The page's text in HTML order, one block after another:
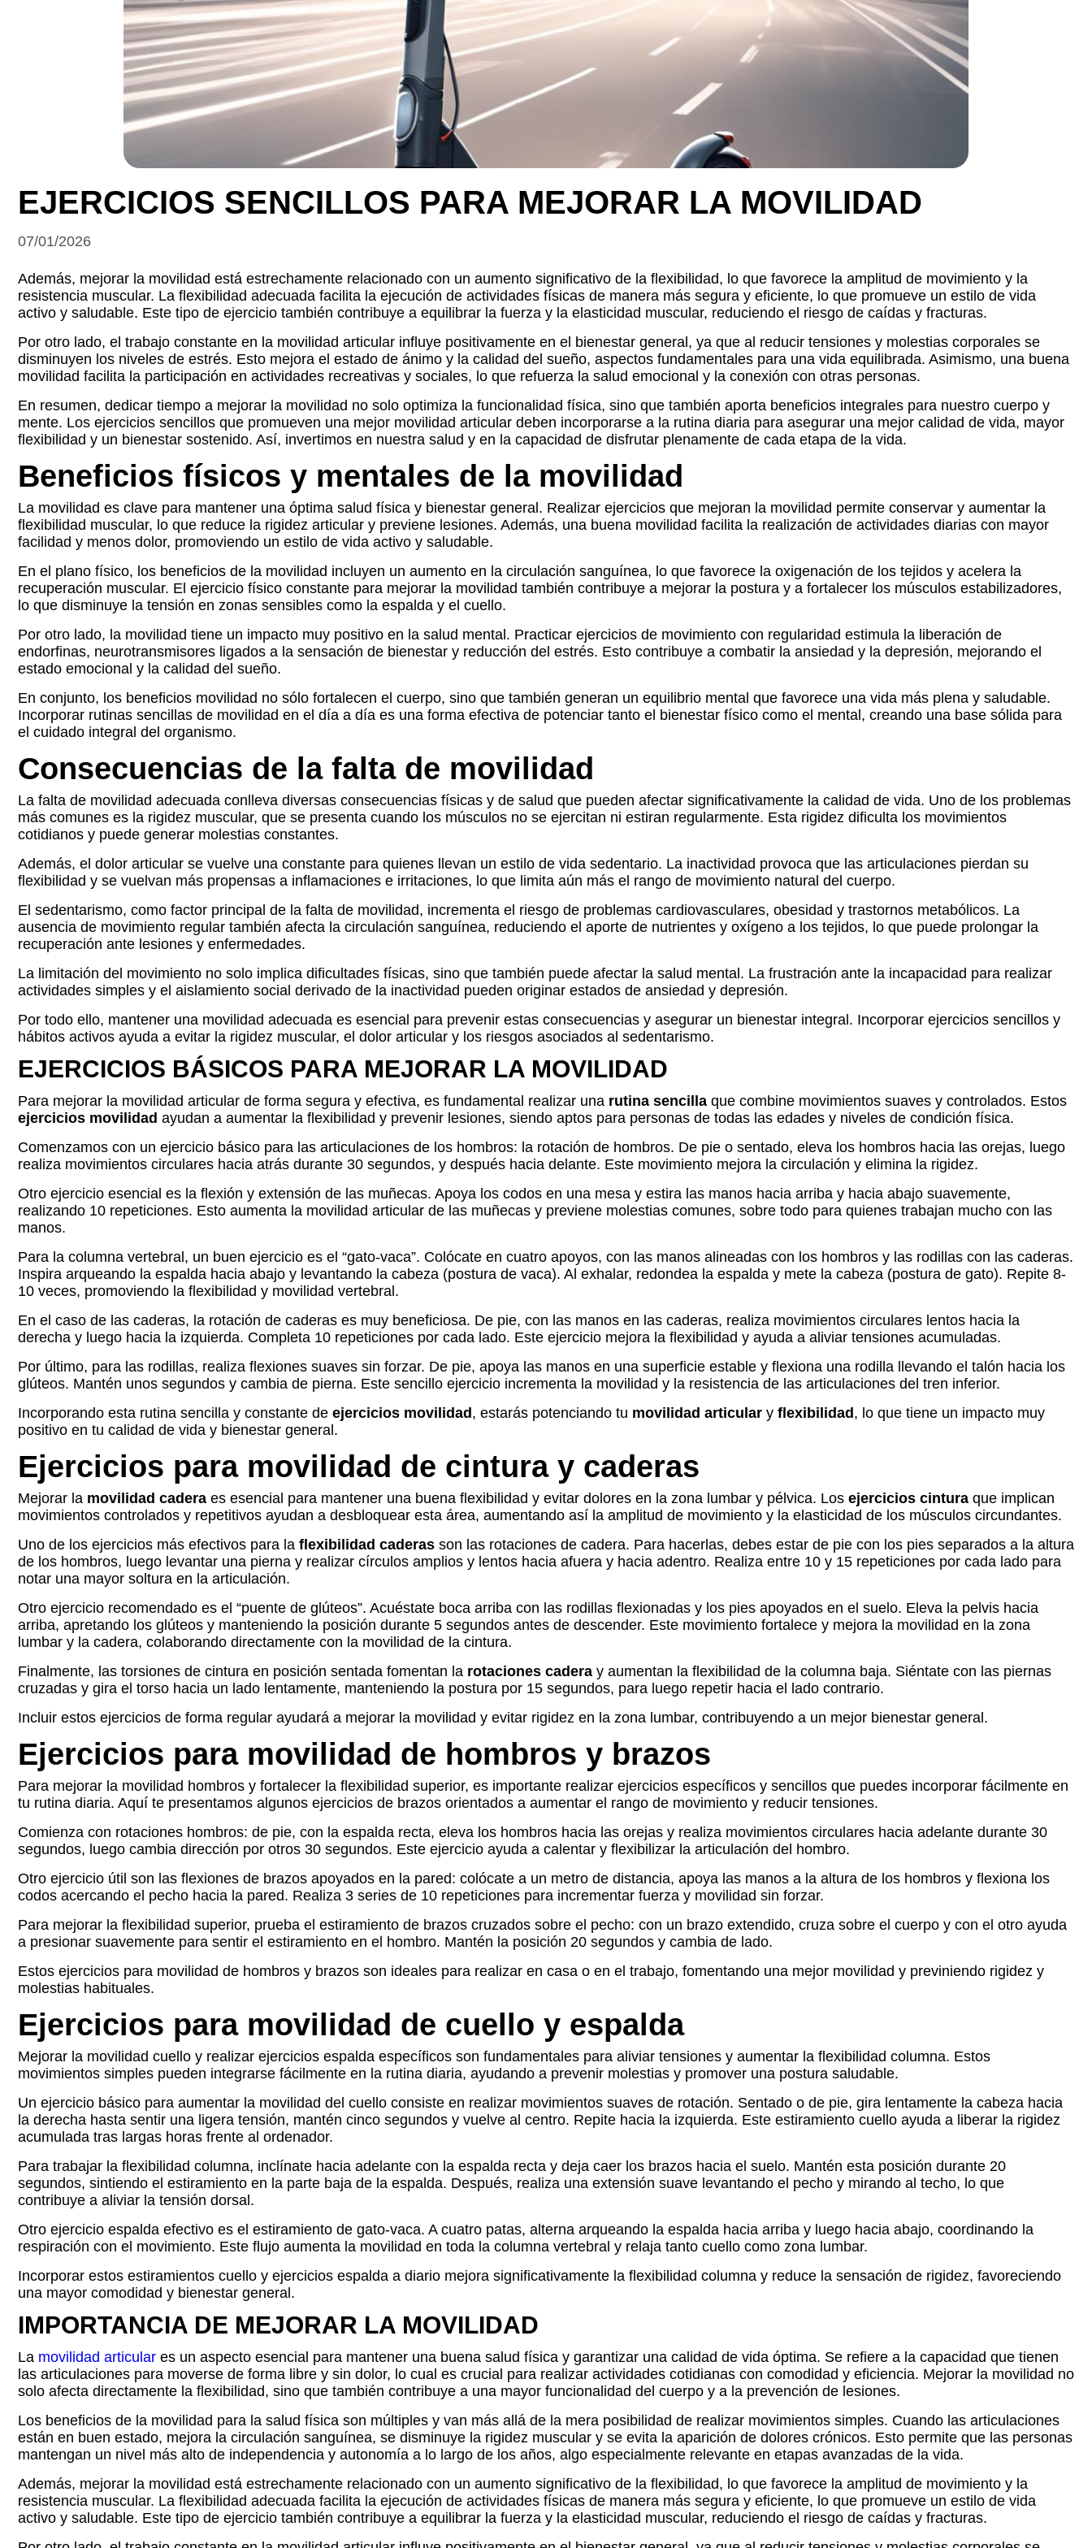
EJERCICIOS SENCILLOS PARA MEJORAR LA MOVILIDAD
07/01/2026
Además, mejorar la movilidad está estrechamente relacionado con un aumento significativo de la flexibilidad, lo que favorece la amplitud de movimiento y la
resistencia muscular. La flexibilidad adecuada facilita la ejecución de actividades físicas de manera más segura y eficiente, lo que promueve un estilo de vida
activo y saludable. Este tipo de ejercicio también contribuye a equilibrar la fuerza y la elasticidad muscular, reduciendo el riesgo de caídas y fracturas.
Por otro lado, el trabajo constante en la movilidad articular influye positivamente en el bienestar general, ya que al reducir tensiones y molestias corporales se
disminuyen los niveles de estrés. Esto mejora el estado de ánimo y la calidad del sueño, aspectos fundamentales para una vida equilibrada. Asimismo, una buena
movilidad facilita la participación en actividades recreativas y sociales, lo que refuerza la salud emocional y la conexión con otras personas.
En resumen, dedicar tiempo a mejorar la movilidad no solo optimiza la funcionalidad física, sino que también aporta beneficios integrales para nuestro cuerpo y
mente. Los ejercicios sencillos que promueven una mejor movilidad articular deben incorporarse a la rutina diaria para asegurar una mejor calidad de vida, mayor
flexibilidad y un bienestar sostenido. Así, invertimos en nuestra salud y en la capacidad de disfrutar plenamente de cada etapa de la vida.
Beneficios físicos y mentales de la movilidad
La movilidad es clave para mantener una óptima salud física y bienestar general. Realizar ejercicios que mejoran la movilidad permite conservar y aumentar la
flexibilidad muscular, lo que reduce la rigidez articular y previene lesiones. Además, una buena movilidad facilita la realización de actividades diarias con mayor
facilidad y menos dolor, promoviendo un estilo de vida activo y saludable.
En el plano físico, los beneficios de la movilidad incluyen un aumento en la circulación sanguínea, lo que favorece la oxigenación de los tejidos y acelera la
recuperación muscular. El ejercicio físico constante para mejorar la movilidad también contribuye a mejorar la postura y a fortalecer los músculos estabilizadores,
lo que disminuye la tensión en zonas sensibles como la espalda y el cuello.
Por otro lado, la movilidad tiene un impacto muy positivo en la salud mental. Practicar ejercicios de movimiento con regularidad estimula la liberación de
endorfinas, neurotransmisores ligados a la sensación de bienestar y reducción del estrés. Esto contribuye a combatir la ansiedad y la depresión, mejorando el
estado emocional y la calidad del sueño.
En conjunto, los beneficios movilidad no sólo fortalecen el cuerpo, sino que también generan un equilibrio mental que favorece una vida más plena y saludable.
Incorporar rutinas sencillas de movilidad en el día a día es una forma efectiva de potenciar tanto el bienestar físico como el mental, creando una base sólida para
el cuidado integral del organismo.
Consecuencias de la falta de movilidad
La falta de movilidad adecuada conlleva diversas consecuencias físicas y de salud que pueden afectar significativamente la calidad de vida. Uno de los problemas
más comunes es la rigidez muscular, que se presenta cuando los músculos no se ejercitan ni estiran regularmente. Esta rigidez dificulta los movimientos
cotidianos y puede generar molestias constantes.
Además, el dolor articular se vuelve una constante para quienes llevan un estilo de vida sedentario. La inactividad provoca que las articulaciones pierdan su
flexibilidad y se vuelvan más propensas a inflamaciones e irritaciones, lo que limita aún más el rango de movimiento natural del cuerpo.
El sedentarismo, como factor principal de la falta de movilidad, incrementa el riesgo de problemas cardiovasculares, obesidad y trastornos metabólicos. La
ausencia de movimiento regular también afecta la circulación sanguínea, reduciendo el aporte de nutrientes y oxígeno a los tejidos, lo que puede prolongar la
recuperación ante lesiones y enfermedades.
La limitación del movimiento no solo implica dificultades físicas, sino que también puede afectar la salud mental. La frustración ante la incapacidad para realizar
actividades simples y el aislamiento social derivado de la inactividad pueden originar estados de ansiedad y depresión.
Por todo ello, mantener una movilidad adecuada es esencial para prevenir estas consecuencias y asegurar un bienestar integral. Incorporar ejercicios sencillos y
hábitos activos ayuda a evitar la rigidez muscular, el dolor articular y los riesgos asociados al sedentarismo.
EJERCICIOS BÁSICOS PARA MEJORAR LA MOVILIDAD
Para mejorar la movilidad articular de forma segura y efectiva, es fundamental realizar una rutina sencilla que combine movimientos suaves y controlados. Estos
ejercicios movilidad ayudan a aumentar la flexibilidad y prevenir lesiones, siendo aptos para personas de todas las edades y niveles de condición física.
Comenzamos con un ejercicio básico para las articulaciones de los hombros: la rotación de hombros. De pie o sentado, eleva los hombros hacia las orejas, luego
realiza movimientos circulares hacia atrás durante 30 segundos, y después hacia delante. Este movimiento mejora la circulación y elimina la rigidez.
Otro ejercicio esencial es la flexión y extensión de las muñecas. Apoya los codos en una mesa y estira las manos hacia arriba y hacia abajo suavemente,
realizando 10 repeticiones. Esto aumenta la movilidad articular de las muñecas y previene molestias comunes, sobre todo para quienes trabajan mucho con las
manos.
Para la columna vertebral, un buen ejercicio es el “gato-vaca”. Colócate en cuatro apoyos, con las manos alineadas con los hombros y las rodillas con las caderas.
Inspira arqueando la espalda hacia abajo y levantando la cabeza (postura de vaca). Al exhalar, redondea la espalda y mete la cabeza (postura de gato). Repite 8-
10 veces, promoviendo la flexibilidad y movilidad vertebral.
En el caso de las caderas, la rotación de caderas es muy beneficiosa. De pie, con las manos en las caderas, realiza movimientos circulares lentos hacia la
derecha y luego hacia la izquierda. Completa 10 repeticiones por cada lado. Este ejercicio mejora la flexibilidad y ayuda a aliviar tensiones acumuladas.
Por último, para las rodillas, realiza flexiones suaves sin forzar. De pie, apoya las manos en una superficie estable y flexiona una rodilla llevando el talón hacia los
glúteos. Mantén unos segundos y cambia de pierna. Este sencillo ejercicio incrementa la movilidad y la resistencia de las articulaciones del tren inferior.
Incorporando esta rutina sencilla y constante de ejercicios movilidad , estarás potenciando tu movilidad articular y flexibilidad , lo que tiene un impacto muy
positivo en tu calidad de vida y bienestar general.
Ejercicios para movilidad de cintura y caderas
Mejorar la movilidad cadera es esencial para mantener una buena flexibilidad y evitar dolores en la zona lumbar y pélvica. Los ejercicios cintura que implican
movimientos controlados y repetitivos ayudan a desbloquear esta área, aumentando así la amplitud de movimiento y la elasticidad de los músculos circundantes.
Uno de los ejercicios más efectivos para la flexibilidad caderas son las rotaciones de cadera. Para hacerlas, debes estar de pie con los pies separados a la altura
de los hombros, luego levantar una pierna y realizar círculos amplios y lentos hacia afuera y hacia adentro. Realiza entre 10 y 15 repeticiones por cada lado para
notar una mayor soltura en la articulación.
Otro ejercicio recomendado es el “puente de glúteos”. Acuéstate boca arriba con las rodillas flexionadas y los pies apoyados en el suelo. Eleva la pelvis hacia
arriba, apretando los glúteos y manteniendo la posición durante 5 segundos antes de descender. Este movimiento fortalece y mejora la movilidad en la zona
lumbar y la cadera, colaborando directamente con la movilidad de la cintura.
Finalmente, las torsiones de cintura en posición sentada fomentan la rotaciones cadera y aumentan la flexibilidad de la columna baja. Siéntate con las piernas
cruzadas y gira el torso hacia un lado lentamente, manteniendo la postura por 15 segundos, para luego repetir hacia el lado contrario.
Incluir estos ejercicios de forma regular ayudará a mejorar la movilidad y evitar rigidez en la zona lumbar, contribuyendo a un mejor bienestar general.
Ejercicios para movilidad de hombros y brazos
Para mejorar la movilidad hombros y fortalecer la flexibilidad superior, es importante realizar ejercicios específicos y sencillos que puedes incorporar fácilmente en
tu rutina diaria. Aquí te presentamos algunos ejercicios de brazos orientados a aumentar el rango de movimiento y reducir tensiones.
Comienza con rotaciones hombros: de pie, con la espalda recta, eleva los hombros hacia las orejas y realiza movimientos circulares hacia adelante durante 30
segundos, luego cambia dirección por otros 30 segundos. Este ejercicio ayuda a calentar y flexibilizar la articulación del hombro.
Otro ejercicio útil son las flexiones de brazos apoyados en la pared: colócate a un metro de distancia, apoya las manos a la altura de los hombros y flexiona los
codos acercando el pecho hacia la pared. Realiza 3 series de 10 repeticiones para incrementar fuerza y movilidad sin forzar.
Para mejorar la flexibilidad superior, prueba el estiramiento de brazos cruzados sobre el pecho: con un brazo extendido, cruza sobre el cuerpo y con el otro ayuda
a presionar suavemente para sentir el estiramiento en el hombro. Mantén la posición 20 segundos y cambia de lado.
Estos ejercicios para movilidad de hombros y brazos son ideales para realizar en casa o en el trabajo, fomentando una mejor movilidad y previniendo rigidez y
molestias habituales.
Ejercicios para movilidad de cuello y espalda
Mejorar la movilidad cuello y realizar ejercicios espalda específicos son fundamentales para aliviar tensiones y aumentar la flexibilidad columna. Estos
movimientos simples pueden integrarse fácilmente en la rutina diaria, ayudando a prevenir molestias y promover una postura saludable.
Un ejercicio básico para aumentar la movilidad del cuello consiste en realizar movimientos suaves de rotación. Sentado o de pie, gira lentamente la cabeza hacia
la derecha hasta sentir una ligera tensión, mantén cinco segundos y vuelve al centro. Repite hacia la izquierda. Este estiramiento cuello ayuda a liberar la rigidez
acumulada tras largas horas frente al ordenador.
Para trabajar la flexibilidad columna, inclínate hacia adelante con la espalda recta y deja caer los brazos hacia el suelo. Mantén esta posición durante 20
segundos, sintiendo el estiramiento en la parte baja de la espalda. Después, realiza una extensión suave levantando el pecho y mirando al techo, lo que
contribuye a aliviar la tensión dorsal.
Otro ejercicio espalda efectivo es el estiramiento de gato-vaca. A cuatro patas, alterna arqueando la espalda hacia arriba y luego hacia abajo, coordinando la
respiración con el movimiento. Este flujo aumenta la movilidad en toda la columna vertebral y relaja tanto cuello como zona lumbar.
Incorporar estos estiramientos cuello y ejercicios espalda a diario mejora significativamente la flexibilidad columna y reduce la sensación de rigidez, favoreciendo
una mayor comodidad y bienestar general.
IMPORTANCIA DE MEJORAR LA MOVILIDAD
La movilidad articular es un aspecto esencial para mantener una buena salud física y garantizar una calidad de vida óptima. Se refiere a la capacidad que tienen
las articulaciones para moverse de forma libre y sin dolor, lo cual es crucial para realizar actividades cotidianas con comodidad y eficiencia. Mejorar la movilidad no
solo afecta directamente la flexibilidad, sino que también contribuye a una mayor funcionalidad del cuerpo y a la prevención de lesiones.
Los beneficios de la movilidad para la salud física son múltiples y van más allá de la mera posibilidad de realizar movimientos simples. Cuando las articulaciones
están en buen estado, mejora la circulación sanguínea, se disminuye la rigidez muscular y se evita la aparición de dolores crónicos. Esto permite que las personas
mantengan un nivel más alto de independencia y autonomía a lo largo de los años, algo especialmente relevante en etapas avanzadas de la vida.
Además, mejorar la movilidad está estrechamente relacionado con un aumento significativo de la flexibilidad, lo que favorece la amplitud de movimiento y la
resistencia muscular. La flexibilidad adecuada facilita la ejecución de actividades físicas de manera más segura y eficiente, lo que promueve un estilo de vida
activo y saludable. Este tipo de ejercicio también contribuye a equilibrar la fuerza y la elasticidad muscular, reduciendo el riesgo de caídas y fracturas.